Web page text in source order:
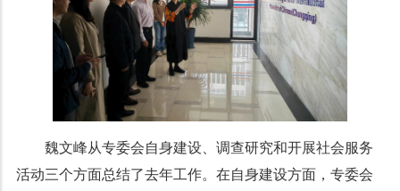
魏文峰从专委会自身建设、调查研究和开展社会服务
活动三个方面总结了去年工作。在自身建设方面，专委会